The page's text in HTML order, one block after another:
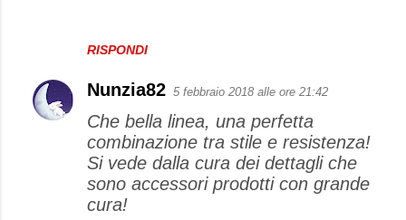
RISPONDI
Nunzia82 5 febbraio 2018 alle ore 21:42
Che bella linea, una perfetta
combinazione tra stile e resistenza!
Si vede dalla cura dei dettagli che
sono accessori prodotti con grande
cura!